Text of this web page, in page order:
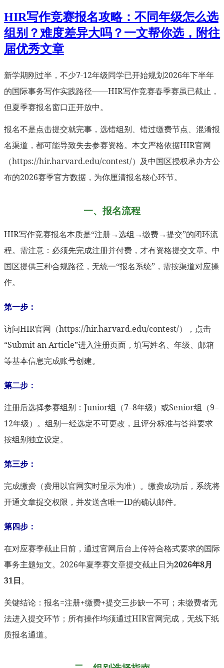
HIR写作竞赛报名攻略：不同年级怎么选
组别？难度差异大吗？一文帮你选，附往
届优秀文章
新学期刚过半，不少7-12年级同学已开始规划2026年下半年
的国际事务写作实践路径——HIR写作竞赛春季赛虽已截止，
但夏季赛报名窗口正开放中。
报名不是点击提交就完事，选错组别、错过缴费节点、混淆报
名渠道，都可能导致失去参赛资格。本文严格依据HIR官网
（https://hir.harvard.edu/contest/）及中国区授权承办方公
布的2026赛季官方数据，为你厘清报名核心环节。
一、报名流程
HIR写作竞赛报名本质是“注册→选组→缴费→提交”的闭环流
程。需注意：必须先完成注册并付费，才有资格提交文章。中
国区提供三种合规路径，无统一“报名系统”，需按渠道对应操
作。
第一步：
访问HIR官网（https://hir.harvard.edu/contest/），点击
“Submit an Article”进入注册页面，填写姓名、年级、邮箱
等基本信息完成账号创建。
第二步：
注册后选择参赛组别：Junior组（7–8年级）或Senior组（9–
12年级）。组别一经选定不可更改，且评分标准与答辩要求
按组别独立设定。
第三步：
完成缴费（费用以官网实时显示为准）。缴费成功后，系统将
开通文章提交权限，并发送含唯一ID的确认邮件。
第四步：
在对应赛季截止日前，通过官网后台上传符合格式要求的国际
事务主题短文。2026年夏季赛文章提交截止日为2026年8月
31日。
关键结论：报名=注册+缴费+提交三步缺一不可；未缴费者无
法进入提交环节；所有操作均须通过HIR官网完成，无线下纸
质报名通道。